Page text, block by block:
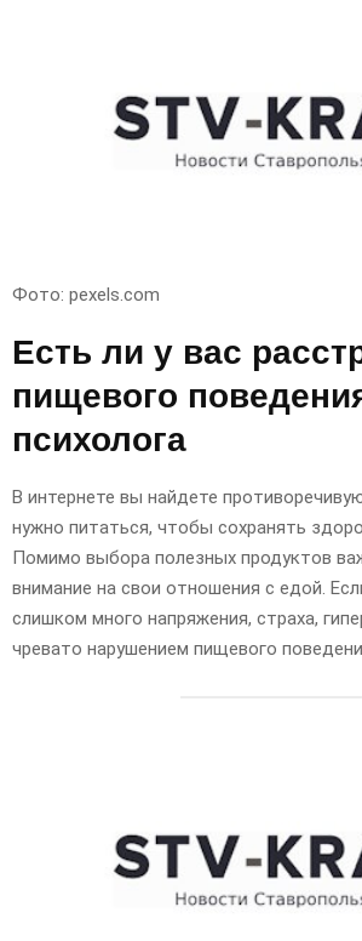
Фото: pexels.com
Есть ли у вас
пищевого
психолога
В интернете вы найдете
нужно питаться, чтобы сохранять
Помимо выбора полезных продуктов
внимание на свои отношения с едой.
слишком много напряжения, страха,
чревато нарушением пищевого